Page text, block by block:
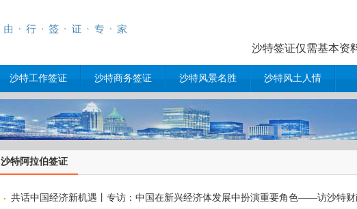
沙特签证仅需基本资
沙特工作签证 沙特商务签证 沙特风景名胜 沙特风土人情
沙特阿拉伯签证
共话中国经济新机遇丨专访：中国在新兴经济体发展中扮演重要角色——访沙特财